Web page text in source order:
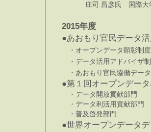
庄司 昌彦氏 国際
2015年度
●あおもり官民データ
・オープンデータ顕彰制
・データ活用アドバイザ
・あおもり官民協働デー
●第１回オープンデー
・データ開放貢献部
・データ利活用貢献部
・普及啓発部門
●世界オープンデータ